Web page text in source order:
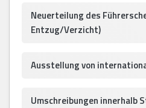
Neuerteilung des
Entzug/Verzicht)
Ausstellung von
Umschreibungen innerhalb